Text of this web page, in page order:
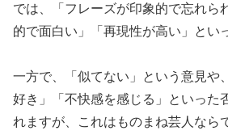
では、「フレーズが印象的で忘れら
的で面白い」「再現性が高い」とい
一方で、「似てない」という意見や
好き」「不快感を感じる」といった
れますが、これはものまね芸人なら